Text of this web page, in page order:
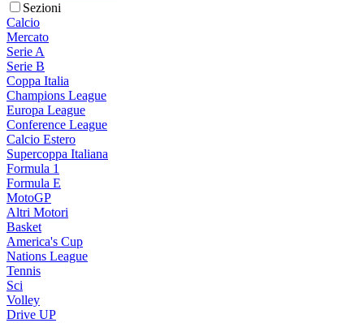
Sezioni
Calcio
Mercato
Serie A
Serie B
Coppa Italia
Champions League
Europa League
Conference League
Calcio Estero
Supercoppa Italiana
Formula 1
Formula E
MotoGP
Altri Motori
Basket
America's Cup
Nations League
Tennis
Sci
Volley
Drive UP